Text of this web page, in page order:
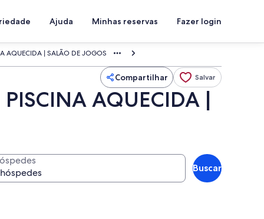
Ajuda Minhas reservas Fazer login
AQUECIDA | SALÃO DE JOGOS
Compartilhar Salvar
AQUECIDA |
Buscar